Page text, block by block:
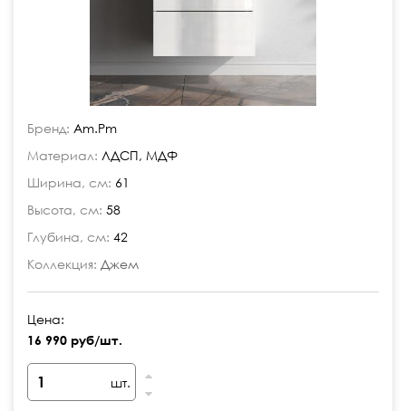
Бренд: Am.Pm
Материал: ЛДСП, МДФ
Ширина, см: 61
Высота, см: 58
Глубина, см: 42
Коллекция: Джем
Цена:
16 990 руб/шт.
шт.